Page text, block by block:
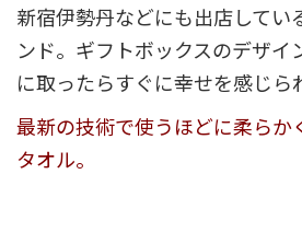
新宿伊勢丹などにも出店してい
ンド。ギフトボックスのデザイ
に取ったらすぐに幸せを感じら
最新の技術で使うほどに柔らか
タオル。